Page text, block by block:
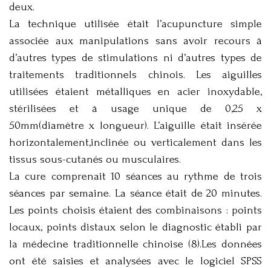
deux.
La technique utilisée était l’acupuncture simple
associée aux manipulations sans avoir recours à
d’autres types de stimulations ni d’autres types de
traitements traditionnels chinois. Les aiguilles
utilisées étaient métalliques en acier inoxydable,
stérilisées et à usage unique de 0,25 x
50mm(diamètre x longueur). L’aiguille était insérée
horizontalement,inclinée ou verticalement dans les
tissus sous-cutanés ou musculaires.
La cure comprenait 10 séances au rythme de trois
séances par semaine. La séance était de 20 minutes.
Les points choisis étaient des combinaisons : points
locaux, points distaux selon le diagnostic établi par
la médecine traditionnelle chinoise (8).Les données
ont été saisies et analysées avec le logiciel SPSS